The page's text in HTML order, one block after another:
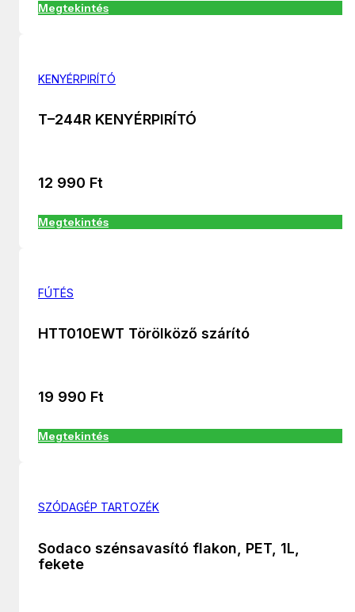
Megtekintés
KENYÉRPIRÍTÓ
T–244R KENYÉRPIRÍTÓ
12 990 Ft
Megtekintés
FÚTÉS
HTT010EWT Törölköző szárító
19 990 Ft
Megtekintés
SZÓDAGÉP TARTOZÉK
Sodaco szénsavasító flakon, PET, 1L,
fekete